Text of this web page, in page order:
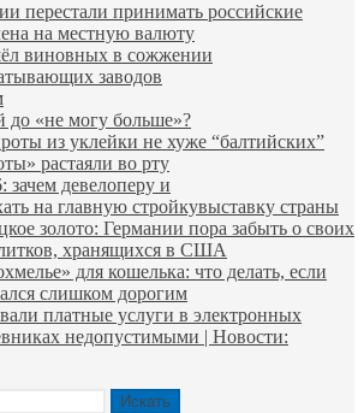
перестали принимать российские
на местную валюту
виновных в сожжении
заводов
до «не могу больше»?
из уклейки не хуже “балтийских”
растаяли во рту
зачем девелоперу и
на главную стройĸувыставĸу страны
золото: Германии пора забыть о своих
хранящихся в США
для кошелька: что делать, если
слишком дорогим
платные услуги в электронных
недопустимыми | Новости:
Искать